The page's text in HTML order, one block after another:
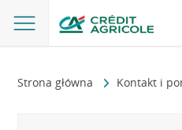
Strona główna Kontakt i